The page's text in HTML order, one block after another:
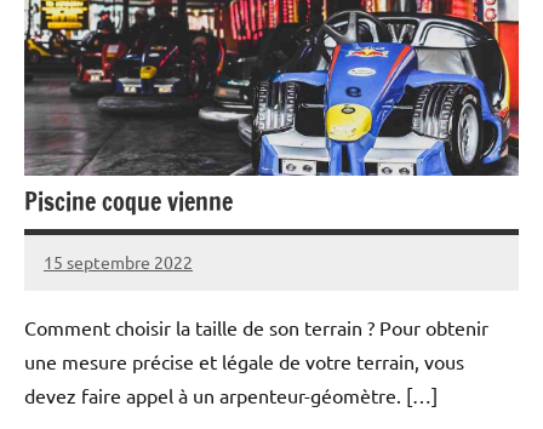
Piscine coque vienne
15 septembre 2022
Comment choisir la taille de son terrain ? Pour obtenir
une mesure précise et légale de votre terrain, vous
devez faire appel à un arpenteur-géomètre. […]